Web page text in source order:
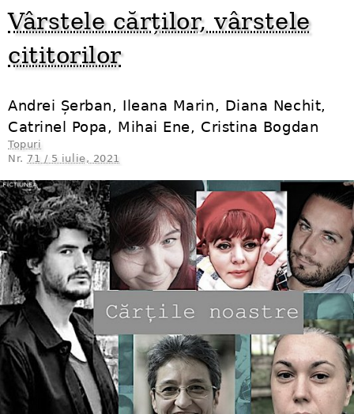
Vârstele cărților, vârstele
cititorilor
Andrei Șerban, Ileana Marin, Diana Nechit,
Catrinel Popa, Mihai Ene, Cristina Bogdan
Topuri
Nr. 71 / 5 iulie, 2021